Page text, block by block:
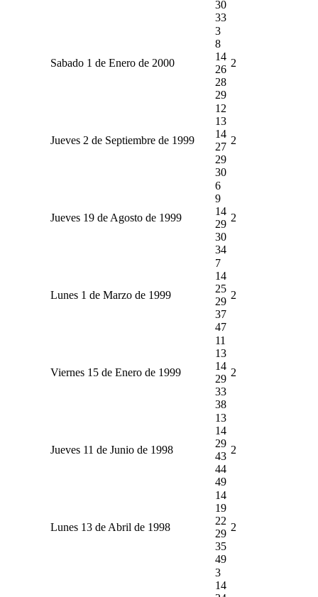
30
33
Sabado 1 de Enero de 2000
3
8
14
26
28
29
2
Jueves 2 de Septiembre de 1999
12
13
14
27
29
30
2
Jueves 19 de Agosto de 1999
6
9
14
29
30
34
2
Lunes 1 de Marzo de 1999
7
14
25
29
37
47
2
Viernes 15 de Enero de 1999
11
13
14
29
33
38
2
Jueves 11 de Junio de 1998
13
14
29
43
44
49
2
Lunes 13 de Abril de 1998
14
19
22
29
35
49
2
3
14